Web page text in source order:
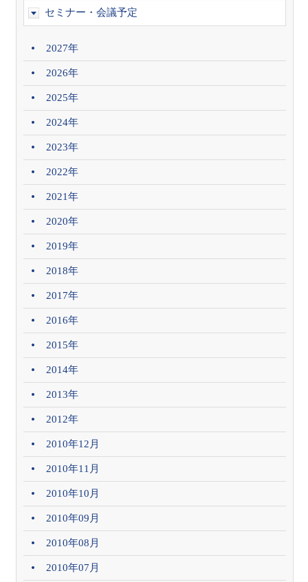
セミナー・会議予定
2027年
2026年
2025年
2024年
2023年
2022年
2021年
2020年
2019年
2018年
2017年
2016年
2015年
2014年
2013年
2012年
2010年12月
2010年11月
2010年10月
2010年09月
2010年08月
2010年07月